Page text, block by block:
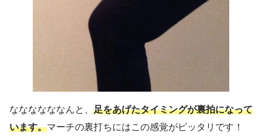
ななななななんと、 足をあげたタイミングが裏拍になって
います。マーチの裏打ちにはこの感覚がピッタリです！